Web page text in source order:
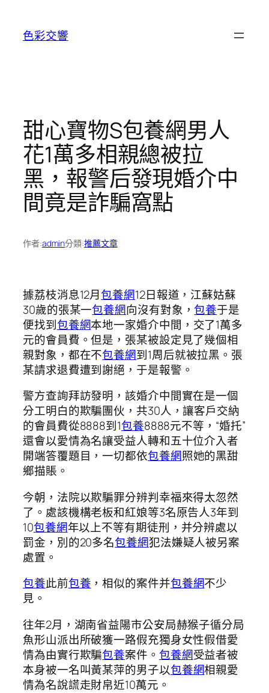
色彩交響
甜心寶物S包養網男人
花1萬多相親總被拉
黑，報警后發現婚介中
間竟是詐騙窩點
作者:admin分類:推薦文章
據荔枝消息12月包養網12日報道，江蘇姑蘇
30歲的張某一包養網向沒有對象，包養于是
便找到包養網本地一家婚介中間，交了1萬多
元的會員費。但是，張某被設定見了幾個相
親對象，都在不包養網到1周后就被拉黑。張
某請求退費遭到謝絕，于是報警。
警方查詢拜訪發明，該婚介中間實在是一個
分工明白的欺騙團伙，共30人，讓客戶交納
的會員費從8888到1包養8888元不等，“婚托”
還會以愛情為名讓受益人轉和五十位介入者
開端答覆題目，一切都依包養網照她的黑甜
鄉描賬。
今朝，法院以欺騙罪分辨判幸福來得太忽然
了。處該機構老板和紅娘等3名原告人3年到
10包養網年以上不等有期徒刑，并分辨處以
罰金，別的20多名包養網犯法嫌疑人被另案
處置。
包養此前包養 ，相似的案件并包養網不少
見。
往年2月，湖南省益陽市公安局赫猴子循分局
魚形山派出所破獲一路假充獨身女性假借愛
情為由實行欺騙包養案件。 包養網受益者被
本身被一名叫黃某萍的男子以包養網相親愛
情為名說謊走財帛近10萬元。